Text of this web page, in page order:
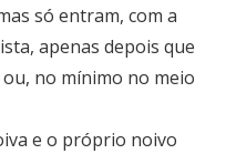
só entram, com a
apenas depois que
no mínimo no meio
e o próprio noivo